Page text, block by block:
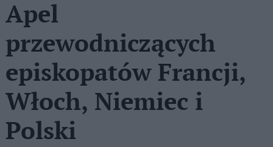
Apel
przewodniczących
episkopatów Francji,
Włoch, Niemiec i
Polski